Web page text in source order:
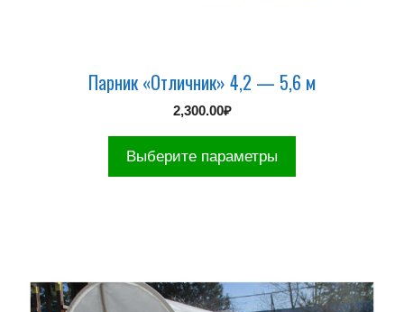
Парник «Отличник» 4,2 — 5,6 м
2,300.00₽
Выберите параметры